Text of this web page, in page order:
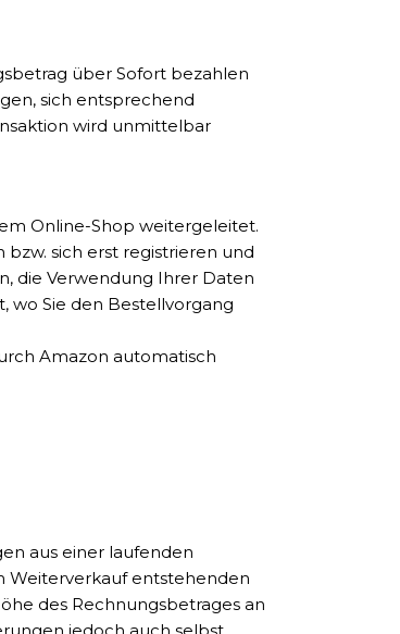
über Sofort bezahlen
sich entsprechend
wird unmittelbar
Online-Shop weitergeleitet.
sich erst registrieren und
die Verwendung Ihrer Daten
wo Sie den Bestellvorgang
Amazon automatisch
aus einer laufenden
Weiterverkauf entstehenden
des Rechnungsbetrages an